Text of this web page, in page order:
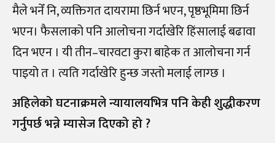
मैले भनेँ नि, व्यक्तिगत दायरामा छिर्न भएन, पृष्ठभूमिमा छिर्न
भएन। फैसलाको पनि आलोचना गर्दाखेरि हिंसालाई बढावा
दिन भएन । यी तीन–चारवटा कुरा बाहेक त आलोचना गर्न
पाइयो त । त्यति गर्दाखेरि हुन्छ जस्तो मलाई लाग्छ ।
अहिलेको घटनाक्रमले न्यायालयभित्र पनि केही शुद्धीकरण
गर्नुपर्छ भन्ने म्यासेज दिएको हो ?